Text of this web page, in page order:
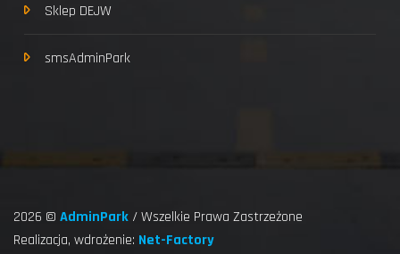
Sklep DEJW
smsAdminPark
2026 © AdminPark / Wszelkie Prawa Zastrzeżone
Realizacja, wdrożenie: Net-Factory